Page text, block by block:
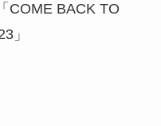
COME BACK TO
」